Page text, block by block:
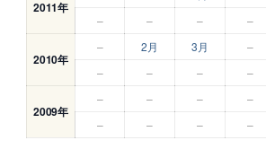
2011年
–
– – –
2010年
– 2月 3月 –
–
– – –
2009年
– – – –
–
– – –